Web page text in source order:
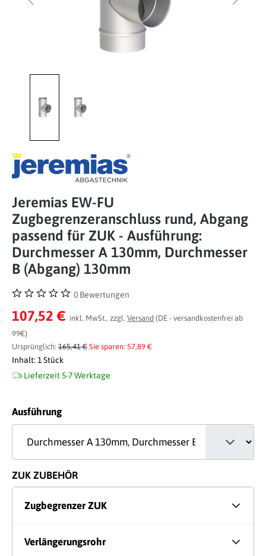
Jeremias EW-FU
Zugbegrenzeranschluss rund, Abgang
passend für ZUK - Ausführung:
Durchmesser A 130mm, Durchmesser
B (Abgang) 130mm
Durchschnittliche Bewertung von 0 von 5 Sternen
0 Bewertungen
107,52 € inkl. MwSt., zzgl. Versand (DE - versandkostenfrei ab
99€)
Ursprünglich: 165,41 € Sie sparen: 57,89 €
Inhalt: 1 Stück
Lieferzeit 5-7 Werktage
Ausführungauswählen
ZUK ZUBEHÖR
Zugbegrenzer ZUK
Verlängerungsrohr